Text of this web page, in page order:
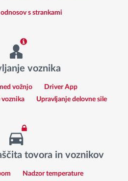
s strankami
voznika
vožnjo
Driver App
voznika
Upravljanje delovne sile
tovora in voznikov
Nadzor temperature